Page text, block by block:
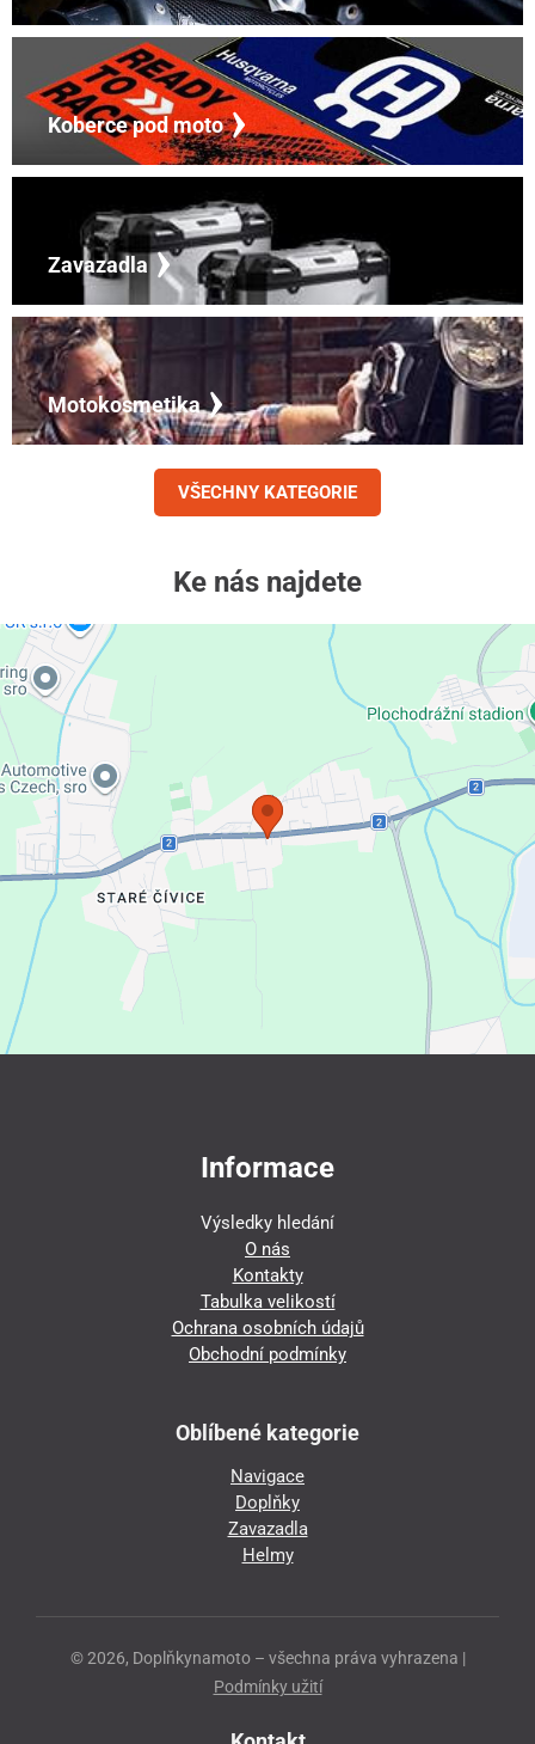
Koberce pod moto
Zavazadla
Motokosmetika
VŠECHNY KATEGORIE
Ke nás najdete
Informace
Výsledky hledání
O nás
Kontakty
Tabulka velikostí
Ochrana osobních údajů
Obchodní podmínky
Oblíbené kategorie
Navigace
Doplňky
Zavazadla
Helmy
© 2026, Doplňkynamoto – všechna práva vyhrazena |
Podmínky užití